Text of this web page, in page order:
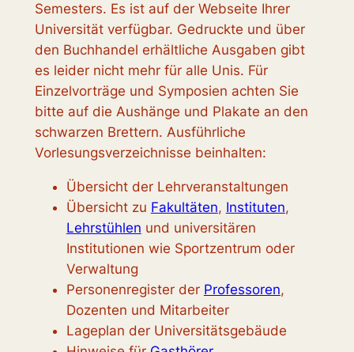
Semesters. Es ist auf der Webseite Ihrer
Universität verfügbar. Gedruckte und über
den Buchhandel erhältliche Ausgaben gibt
es leider nicht mehr für alle Unis. Für
Einzelvorträge und Symposien achten Sie
bitte auf die Aushänge und Plakate an den
schwarzen Brettern. Ausführliche
Vorlesungsverzeichnisse beinhalten:
Übersicht der Lehrveranstaltungen
Übersicht zu Fakultäten, Instituten,
Lehrstühlen und universitären
Institutionen wie Sportzentrum oder
Verwaltung
Personenregister der Professoren,
Dozenten und Mitarbeiter
Lageplan der Universitätsgebäude